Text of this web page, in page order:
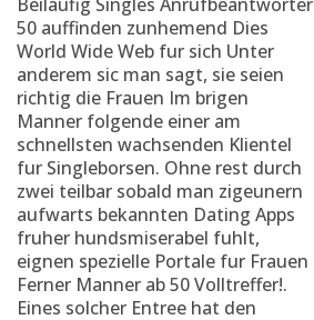
50 auffinden zunhemend Dies
World Wide Web fur sich Unter
anderem sic man sagt, sie seien
richtig die Frauen Im brigen
Manner folgende einer am
schnellsten wachsenden Klientel
fur Singleborsen. Ohne rest durch
zwei teilbar sobald man zigeunern
aufwarts bekannten Dating Apps
fruher hundsmiserabel fuhlt,
eignen spezielle Portale fur Frauen
Ferner Manner ab 50 Volltreffer!.
Eines solcher Entree hat den